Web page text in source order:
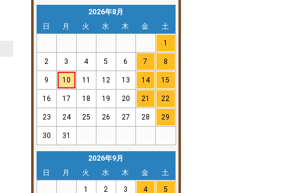
2026年8月
日
月 火 水 木 金
土
1
2 3 4 5 6 7 8
9 10 11 12 13 14 15
16 17 18 19 20 21 22
23 24 25 26 27 28 29
30 31
2026年9月
日
月 火 水 木 金
土
1
2 3 4 5